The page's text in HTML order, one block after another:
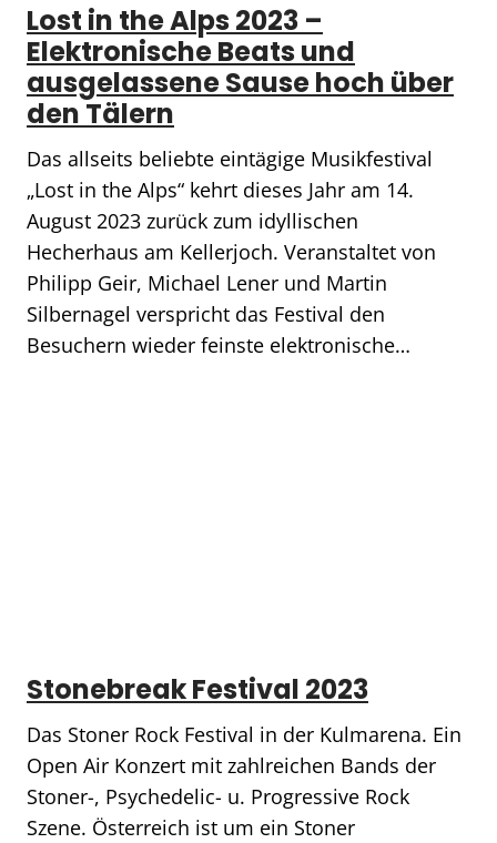
Lost in the Alps 2023 –
Elektronische Beats und
ausgelassene Sause hoch über
den Tälern
Das allseits beliebte eintägige Musikfestival
„Lost in the Alps“ kehrt dieses Jahr am 14.
August 2023 zurück zum idyllischen
Hecherhaus am Kellerjoch. Veranstaltet von
Philipp Geir, Michael Lener und Martin
Silbernagel verspricht das Festival den
Besuchern wieder feinste elektronische…
Stonebreak Festival 2023
Das Stoner Rock Festival in der Kulmarena. Ein
Open Air Konzert mit zahlreichen Bands der
Stoner-, Psychedelic- u. Progressive Rock
Szene. Österreich ist um ein Stoner